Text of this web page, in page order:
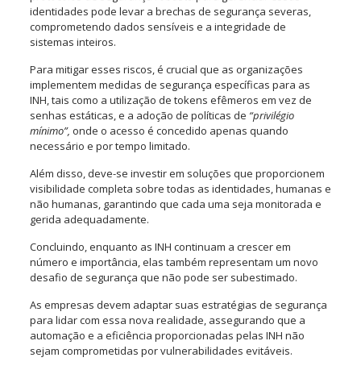
identidades pode levar a brechas de segurança severas,
comprometendo dados sensíveis e a integridade de
sistemas inteiros.
Para mitigar esses riscos, é crucial que as organizações
implementem medidas de segurança específicas para as
INH, tais como a utilização de tokens efêmeros em vez de
senhas estáticas, e a adoção de políticas de “privilégio
mínimo”, onde o acesso é concedido apenas quando
necessário e por tempo limitado.
Além disso, deve-se investir em soluções que proporcionem
visibilidade completa sobre todas as identidades, humanas e
não humanas, garantindo que cada uma seja monitorada e
gerida adequadamente.
Concluindo, enquanto as INH continuam a crescer em
número e importância, elas também representam um novo
desafio de segurança que não pode ser subestimado.
As empresas devem adaptar suas estratégias de segurança
para lidar com essa nova realidade, assegurando que a
automação e a eficiência proporcionadas pelas INH não
sejam comprometidas por vulnerabilidades evitáveis.